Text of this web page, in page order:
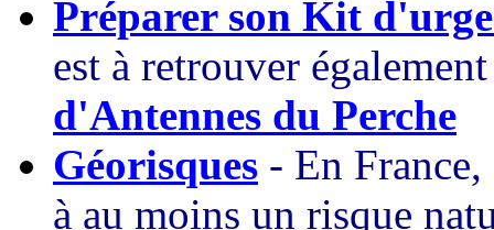
Préparer son Kit
est à retrouver
d'Antennes du Perche
Géorisques - En
à au moins un risque